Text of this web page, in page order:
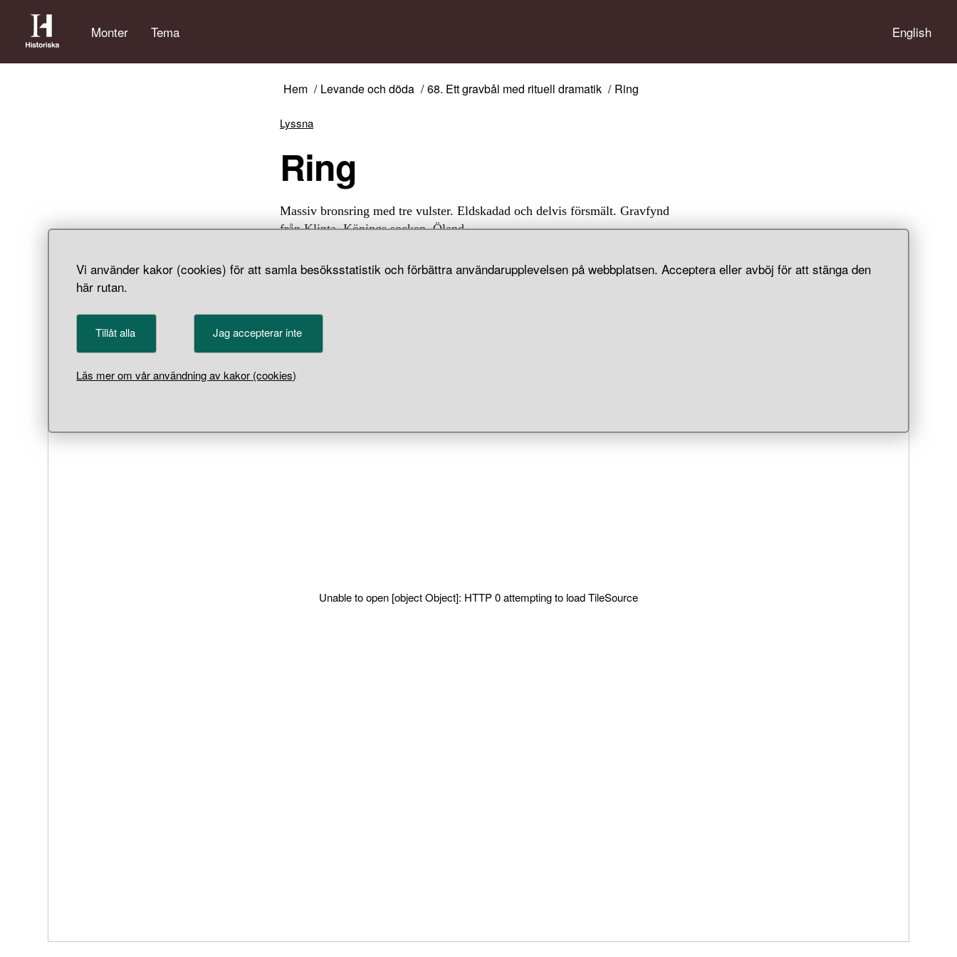
Vi använder kakor (cookies) för att samla besöksstatistik och förbättra användarupplevelsen på webbplatsen. Acceptera eller avböj för att stänga den
här rutan.
Tillåt alla Jag accepterar inte
Läs mer om vår användning av kakor (cookies)
Monter Tema English
Hem Levande och döda 68. Ett gravbål med rituell dramatik Ring
Lyssna
Ring
Massiv bronsring med tre vulster. Eldskadad och delvis försmält. Gravfynd
från Klinta, Köpings socken, Öland.
Unable to open [object Object]: HTTP 0 attempting to load TileSource